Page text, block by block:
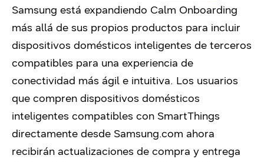
Samsung está expandiendo Calm Onboarding
más allá de sus propios productos para incluir
dispositivos domésticos inteligentes de terceros
compatibles para una experiencia de
conectividad más ágil e intuitiva. Los usuarios
que compren dispositivos domésticos
inteligentes compatibles con SmartThings
directamente desde Samsung.com ahora
recibirán actualizaciones de compra y entrega